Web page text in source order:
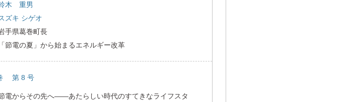
木 重男
ズキ シゲオ
手県葛巻町長
「節電の夏」から始まるエネルギー改革
第 8 号
電からその先へ――あたらしい時代のすてきなライフスタ